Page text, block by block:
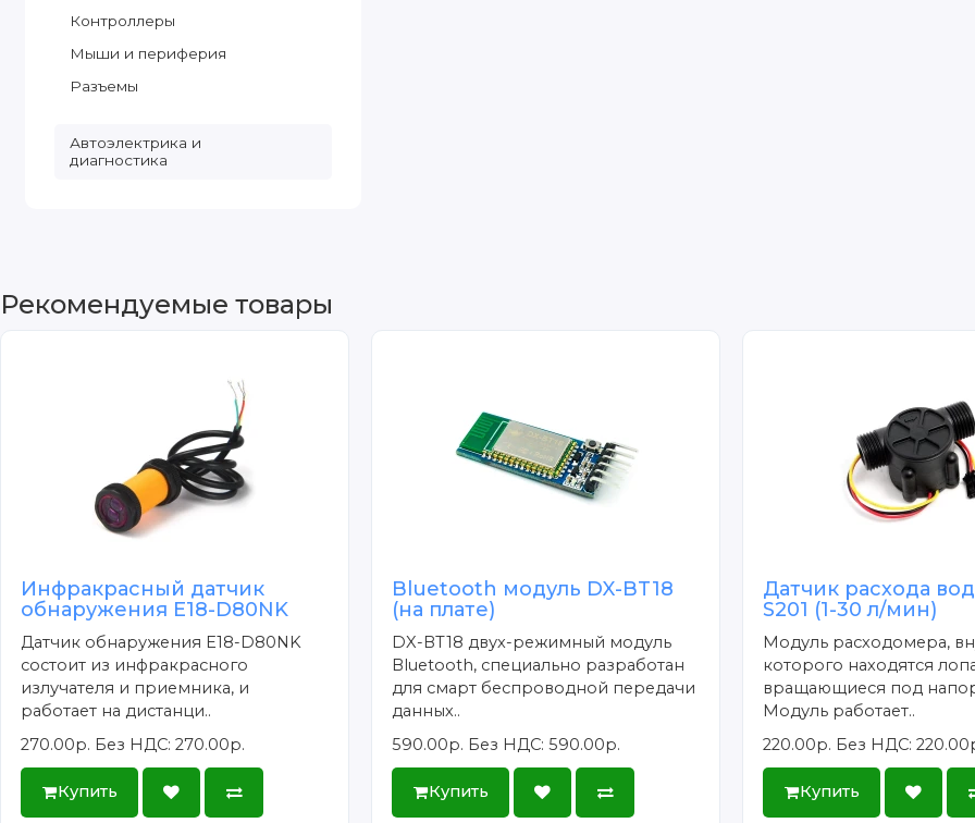
Контроллеры
Мыши и периферия
Разъемы
Автоэлектрика и
диагностика
Рекомендуемые товары
Инфракрасный датчик
обнаружения E18-D80NK
Датчик обнаружения E18-D80NK
состоит из инфракрасного
излучателя и приемника, и
работает на дистанци..
270.00р. Без НДС: 270.00р.
Купить
Bluetooth модуль DX-BT18
(на плате)
DX-BT18 двух-режимный модуль
Bluetooth, специально разработан
для смарт беспроводной передачи
данных..
590.00р. Без НДС: 590.00р.
Купить
Датчик расхода
S201 (1-30 л/мин)
Модуль расходомера,
которого находятся
вращающиеся под
Модуль работает..
220.00р. Без НДС:
Купить